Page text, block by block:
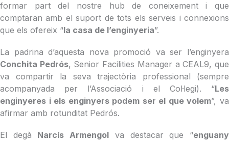
formar part del nostre hub de coneixement i que
comptaran amb el suport de tots els serveis i connexions
que els ofereix “la casa de l’enginyeria”.
La padrina d’aquesta nova promoció va ser l’enginyera
Conchita Pedrós, Senior Facilities Manager a CEAL9, que
va compartir la seva trajectòria professional (sempre
acompanyada per l’Associació i el Col·legi). “Les
enginyeres i els enginyers podem ser el que volem”, va
afirmar amb rotunditat Pedrós.
El degà Narcís Armengol va destacar que “enguany